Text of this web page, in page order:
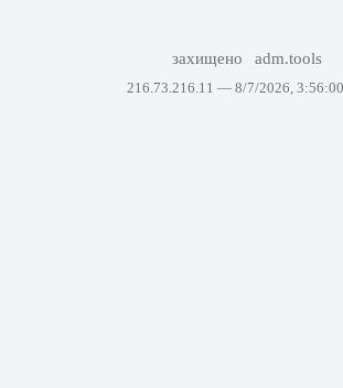
захищено adm.tools
216.73.216.11 — 8/7/2026,